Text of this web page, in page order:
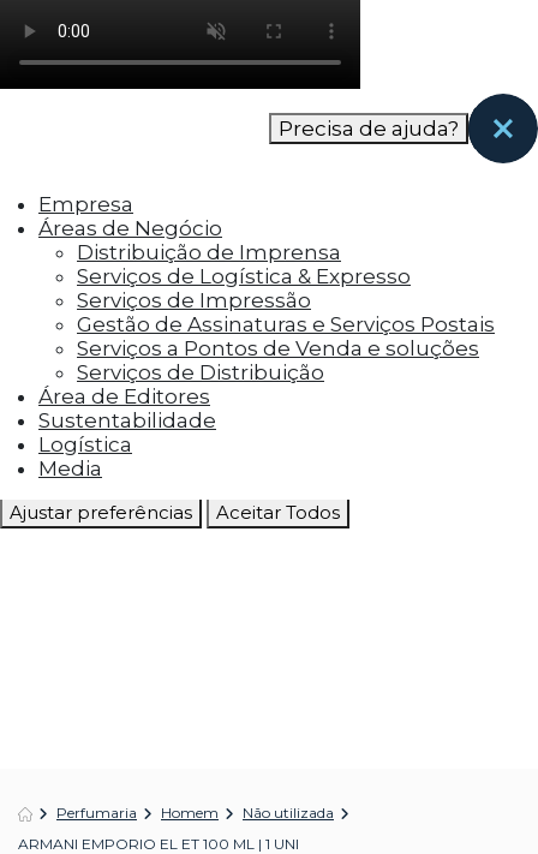
como os visitantes interagem com o site. Esses
cookies ajudam a fornecer informações sobre
as métricas do número de visitantes, taxa de
rejeição, origem do tráfego, etc.
funcionalidades, como compartilhar o
conteúdo do site em plataformas de social
media, coletar feedbacks e outros recursos de
terceiros.
Cookies Marketing
Os cookies de marketing são usados para
entregar aos visitantes anúncios
personalizados com base nas páginas que eles
visitaram antes e analisar a eficácia da
campanha publicitária.
Ajustar preferências Aceitar Todos
Precisa de ajuda?
Empresa
Áreas de Negócio
Distribuição de Imprensa
Serviços de Logística & Expresso
Serviços de Impressão
Gestão de Assinaturas e Serviços Postais
Serviços a Pontos de Venda e soluções
Serviços de Distribuição
Área de Editores
Sustentabilidade
Logística
Media
Perfumaria Homem
Não utilizada
ARMANI EMPORIO EL ET 100 ML | 1 UNI